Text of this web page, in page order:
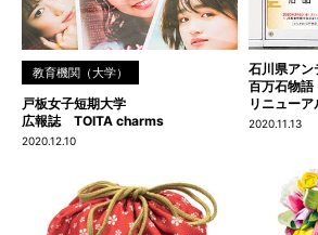
教育機関（大学）
戸板女子短期大学
広報誌 TOITA charms
2020.12.10
石川県アン
百万石物語
リニュー
2020.11.13